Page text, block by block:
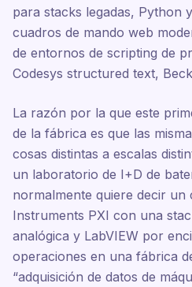
para stacks legadas, Python
cuadros de mando web
de entornos de scripting de
Codesys structured text,
La razón por la que este
de la fábrica es que las
cosas distintas a escalas
un laboratorio de I+D de
normalmente quiere decir un
Instruments PXI con una
analógica y LabVIEW por
operaciones en una fábrica
“adquisición de datos de